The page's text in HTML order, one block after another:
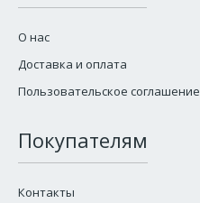
О нас
Доставка и оплата
Пользовательское соглашение
Покупателям
Контакты